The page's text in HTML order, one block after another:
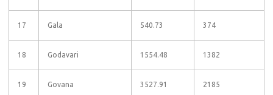
17 Gala 540.73 374
18 Godavari 1554.48 1382
19 Govana 3527.91 2185